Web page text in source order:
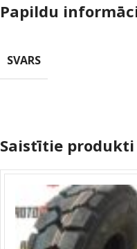
Papildu
SVARS
Saistītie produkti